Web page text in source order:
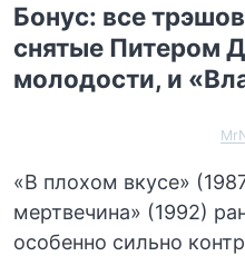
Бонус: все
снятые Питером
молодости, и
«В плохом вкусе»
мертвечина» (1992)
особенно сильно